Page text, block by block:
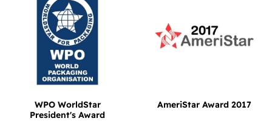
WPO WorldStar
President's Award
AmeriStar Award 2017